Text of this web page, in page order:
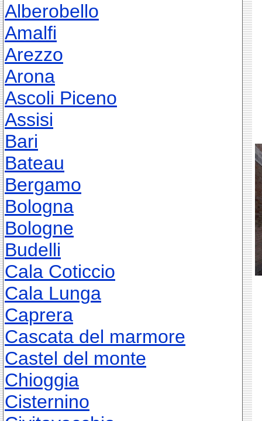
Alberobello
Amalfi
Arezzo
Arona
Ascoli Piceno
Assisi
Bari
Bateau
Bergamo
Bologna
Bologne
Budelli
Cala Coticcio
Cala Lunga
Caprera
Cascata del marmore
Castel del monte
Chioggia
Cisternino